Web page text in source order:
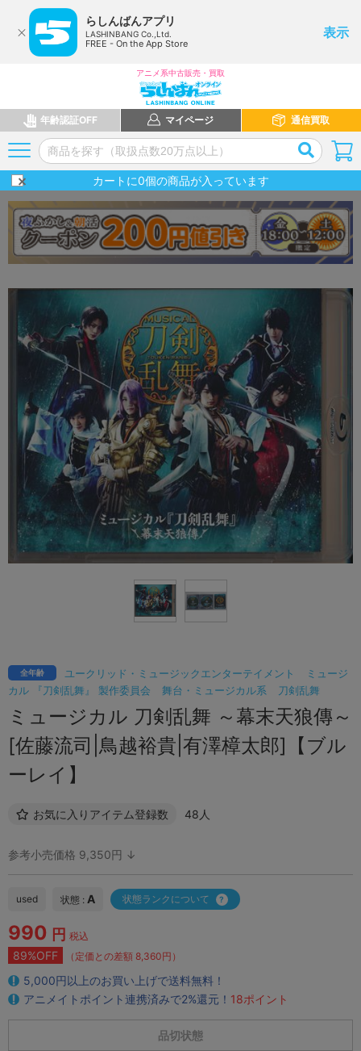
らしんばんアプリ
LASHINBANG Co.,Ltd.
FREE - On the App Store
表示
アニメ系中古販売・買取
年齢認証OFF マイページ 通信買取
カートに0個の商品が入っています
ユークリッド・ミュージックエンターテイメント
ミュージ
カル 『刀剣乱舞』 製作委員会
舞台・ミュージカル系 刀剣乱舞
全年齢
ミュージカル 刀剣乱舞 ～幕末天狼傳～
[佐藤流司|鳥越裕貴|有澤樟太郎]【ブル
ーレイ】
お気に入りアイテム登録数 48人
参考小売価格 9,350円 ↓
used 状態 : A 状態ランクについて
990 円 税込
89%OFF （定価との差額 8,360円）
5,000円以上のお買い上げで送料無料！
アニメイトポイント連携済みで2%還元！ 18ポイント
品切状態